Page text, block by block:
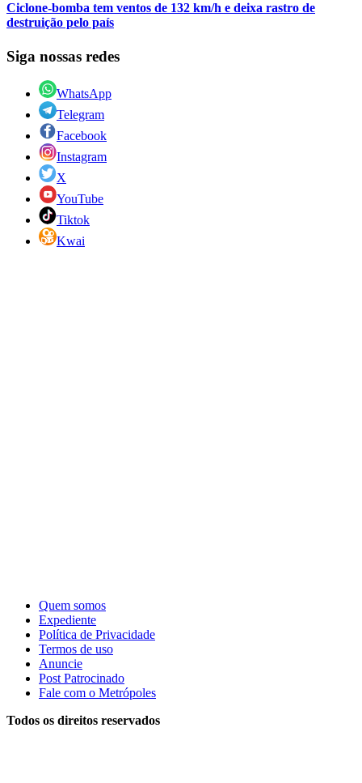
Ciclone-bomba tem ventos de 132 km/h e deixa rastro de
destruição pelo país
Siga nossas redes
WhatsApp
Telegram
Facebook
Instagram
X
YouTube
Tiktok
Kwai
Quem somos
Expediente
Política de Privacidade
Termos de uso
Anuncie
Post Patrocinado
Fale com o Metrópoles
Todos os direitos reservados